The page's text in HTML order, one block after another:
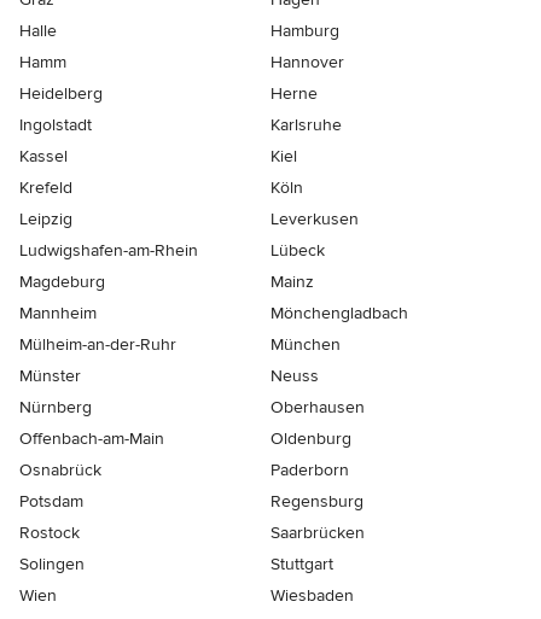
Halle
Hamburg
Hamm
Hannover
Heidelberg
Herne
Ingolstadt
Karlsruhe
Kassel
Kiel
Krefeld
Köln
Leipzig
Leverkusen
Ludwigshafen-am-Rhein
Lübeck
Magdeburg
Mainz
Mannheim
Mönchen­gladbach
Mülheim-an-der-Ruhr
München
Münster
Neuss
Nürnberg
Oberhausen
Offenbach-am-Main
Oldenburg
Osnabrück
Paderborn
Potsdam
Regensburg
Rostock
Saarbrücken
Solingen
Stuttgart
Wien
Wiesbaden